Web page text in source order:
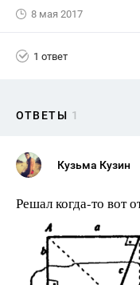
8 мая 2017
1 ответ
ОТВЕТЫ 1
Кузьма Кузин
Решал когда-то вот